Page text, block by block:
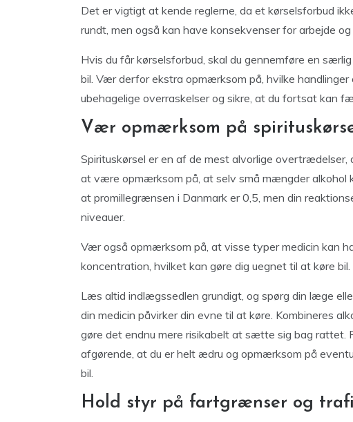
Det er vigtigt at kende reglerne, da et kørselsforbud
rundt, men også kan have konsekvenser for arbejde og
Hvis du får kørselsforbud, skal du gennemføre en
bil. Vær derfor ekstra opmærksom på, hvilke
ubehagelige overraskelser og sikre, at du fortsat kan
Vær opmærksom på
Spirituskørsel er en af de mest alvorlige
at være opmærksom på, at selv små mængder alkohol
at promillegrænsen i Danmark er 0,5, men din
niveauer.
Vær også opmærksom på, at visse typer medicin kan
koncentration, hvilket kan gøre dig uegnet til at køre bil.
Læs altid indlægssedlen grundigt, og spørg din læge
din medicin påvirker din evne til at køre. Kombineres
gøre det endnu mere risikabelt at sætte sig bag rattet.
afgørende, at du er helt ædru og opmærksom på
bil.
Hold styr på fartgrænser og